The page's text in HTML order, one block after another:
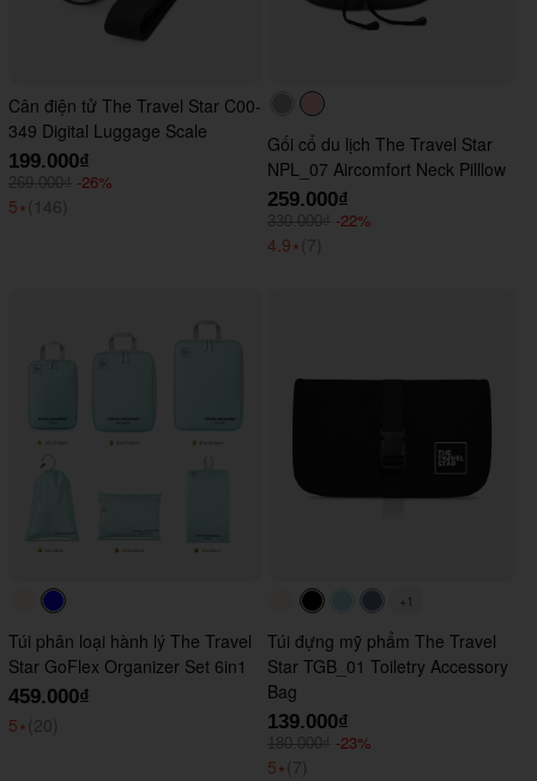
Cân điện tử The Travel Star C00-
349 Digital Luggage Scale
199.000₫
269.000₫ -26%
5⭑ (146)
#acacac#ffc0cb
Gối cổ du lịch The Travel Star
NPL_07 Aircomfort Neck Pilllow
259.000₫
330.000₫ -22%
4.9⭑ (7)
#faf0e6
Túi phân loại hành lý The Travel
Star GoFlex Organizer Set 6in1
459.000₫
5⭑ (20)
#faf0e6#000000#ADD8E6
#647290
+1
Túi đựng mỹ phẩm The Travel
Star TGB_01 Toiletry Accessory
Bag
139.000₫
180.000₫ -23%
5⭑ (7)